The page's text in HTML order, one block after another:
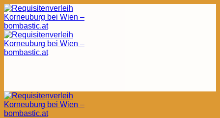
Zum
Inhalt
springen